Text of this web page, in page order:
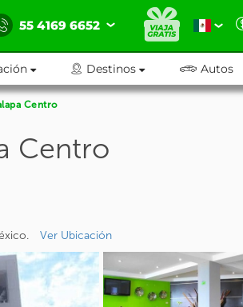
55 4169 6652
Destinos Autos
Centro
Centro
Ver Ubicación